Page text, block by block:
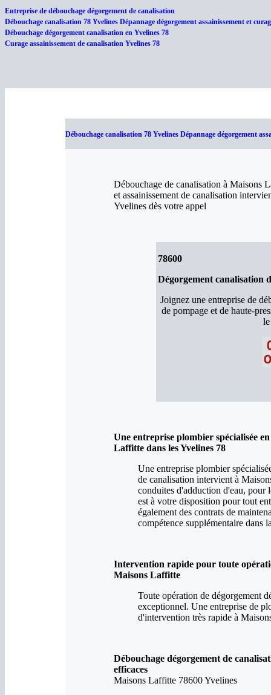
Entreprise de débouchage dégorgement de canalisation
Débouchage canalisation 78 Yvelines Dépannage dégorgement assainissement et
Débouchage dégorgement canalisation en Yvelines 78
Curage assainissement de canalisation Yvelines 78
Débouchage canalisation 78 Yvelines Dépannage dégorgement
Débouchage de canalisation à Maisons
et assainissement de canalisation
Yvelines dès votre appel
78600
Dégorgement canalisation
Joignez une entreprise de
de pompage et de haute-
Une entreprise plombier spécialisée
Laffitte dans les Yvelines 78
Une entreprise plombier
de canalisation intervient à
conduites d'adduction d'eau, pour
est à votre disposition pour tout
également des contrats de
compétence supplémentaire dans
Intervention rapide pour toute
Maisons Laffitte
Toute opération de dégorgement
exceptionnel. Une entreprise de
d'intervention très rapide à
Débouchage dégorgement de
efficaces
Maisons Laffitte 78600 Yvelines